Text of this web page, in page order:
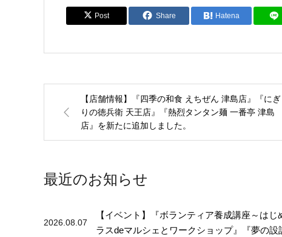
Post Share Hatena
【店舗情報】『四季の和食 えちぜん 津島店』『にぎ
りの徳兵衛 天王店』『熱烈タンタン麺 一番亭 津島
店』を新たに追加しました。
最近のお知らせ
2026.08.07
【イベント】『ボランティア養成講座～は
ラスdeマルシェとワークショップ』『夢の